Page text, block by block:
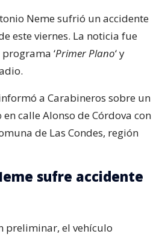
Neme sufrió un accidente
este viernes. La noticia fue
‘Primer Plano‘ y
a Carabineros sobre un
calle Alonso de Córdova con
de Las Condes, región
sufre accidente
preliminar, el vehículo